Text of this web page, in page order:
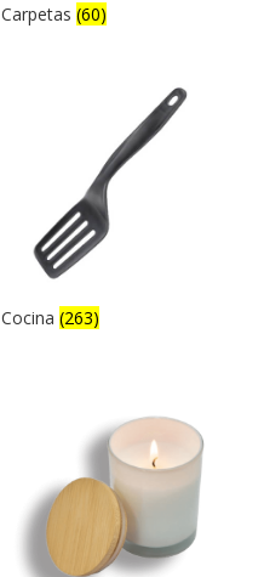
Carpetas(60)
Cocina(263)